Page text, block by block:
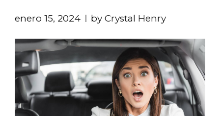
enero 15, 2024 by Crystal Henry